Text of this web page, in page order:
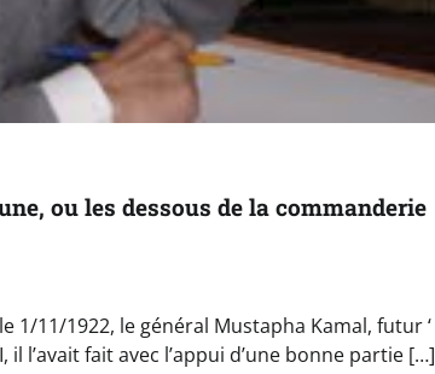
ou les dessous de la commanderie
1/11/1922, le général Mustapha Kamal, futur ‘
l’avait fait avec l’appui d’une bonne partie […]